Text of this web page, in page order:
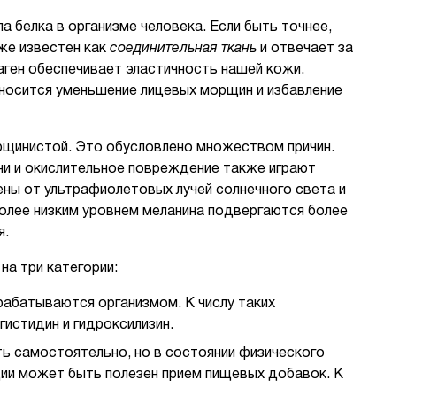
белка в организме человека. Если быть точнее,
известен как соединительная ткань и отвечает за
обеспечивает эластичность нашей кожи.
уменьшение лицевых морщин и избавление
Это обусловлено множеством причин.
и окислительное повреждение также играют
от ультрафиолетовых лучей солнечного света и
низким уровнем меланина подвергаются более
три категории:
организмом. К числу таких
и гидроксилизин.
но в состоянии физического
может быть полезен прием пищевых добавок. К